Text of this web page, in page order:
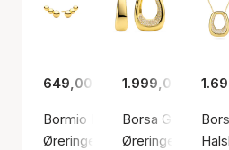
649,00 kr.
Bormio Piccolo Earrings
Øreringe, Guld farve /
1.999,00 kr.
Borsa Grande
Øreringe, Guld